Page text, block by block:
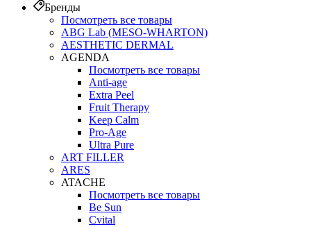
Бренды
Посмотреть все товары
ABG Lab (MESO-WHARTON)
AESTHETIC DERMAL
AGENDA
Посмотреть все товары
Anti-age
Extra Peel
Fruit Therapy
Keep Calm
Pro‑Age
Ultra Pure
ART FILLER
ARES
ATACHE
Посмотреть все товары
Be Sun
Cvital